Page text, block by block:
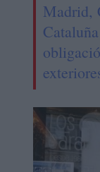
Madrid,